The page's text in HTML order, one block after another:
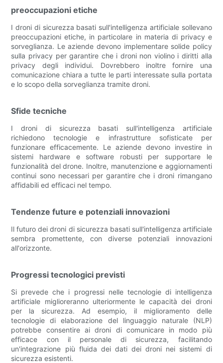
preoccupazioni etiche
I droni di sicurezza basati sull'intelligenza artificiale sollevano
preoccupazioni etiche, in particolare in materia di privacy e
sorveglianza. Le aziende devono implementare solide policy
sulla privacy per garantire che i droni non violino i diritti alla
privacy degli individui. Dovrebbero inoltre fornire una
comunicazione chiara a tutte le parti interessate sulla portata
e lo scopo della sorveglianza tramite droni.
Sfide tecniche
I droni di sicurezza basati sull'intelligenza artificiale
richiedono tecnologie e infrastrutture sofisticate per
funzionare efficacemente. Le aziende devono investire in
sistemi hardware e software robusti per supportare le
funzionalità del drone. Inoltre, manutenzione e aggiornamenti
continui sono necessari per garantire che i droni rimangano
affidabili ed efficaci nel tempo.
Tendenze future e potenziali innovazioni
Il futuro dei droni di sicurezza basati sull'intelligenza artificiale
sembra promettente, con diverse potenziali innovazioni
all'orizzonte.
Progressi tecnologici previsti
Si prevede che i progressi nelle tecnologie di intelligenza
artificiale miglioreranno ulteriormente le capacità dei droni
per la sicurezza. Ad esempio, il miglioramento delle
tecnologie di elaborazione del linguaggio naturale (NLP)
potrebbe consentire ai droni di comunicare in modo più
efficace con il personale di sicurezza, facilitando
un'integrazione più fluida dei dati dei droni nei sistemi di
sicurezza esistenti.